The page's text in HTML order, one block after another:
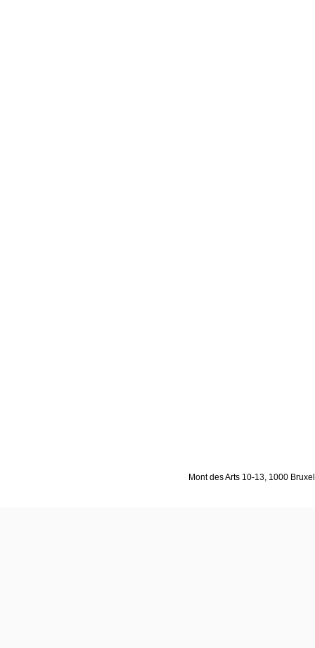
Mont des Arts 10-13, 1000